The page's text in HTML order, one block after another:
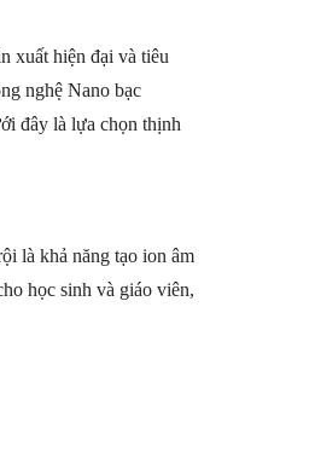
xuất hiện đại và tiêu
nghệ Nano bạc
đây là lựa chọn thịnh
là khả năng tạo ion âm
học sinh và giáo viên,